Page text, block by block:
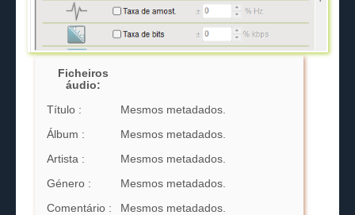
Ficheiros
áudio:
Título : Mesmos metadados.
Álbum : Mesmos metadados.
Artista : Mesmos metadados.
Género : Mesmos metadados.
Comentário : Mesmos metadados.